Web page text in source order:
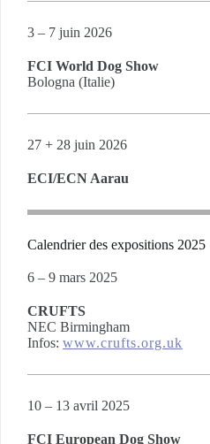
3 – 7 juin 2026
FCI World Dog Show
Bologna (Italie)
27 + 28 juin 2026
ECI/ECN Aarau
Calendrier des expositions 2025
6 – 9 mars 2025
CRUFTS
NEC Birmingham
Infos: www.crufts.org.uk
10 – 13 avril 2025
FCI European Dog Show